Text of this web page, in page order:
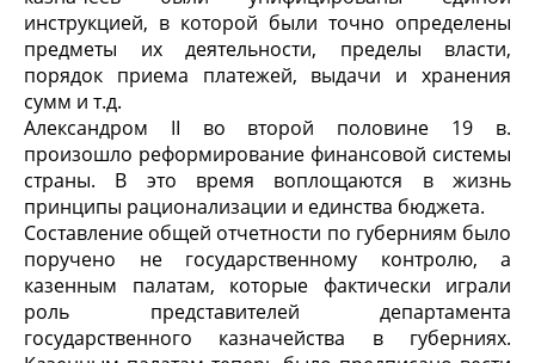
инструкцией, в которой были точно определены
предметы их деятельности, пределы власти,
порядок приема платежей, выдачи и хранения
сумм и т.д.
Александром II во второй половине 19 в.
произошло реформирование финансовой системы
страны. В это время воплощаются в жизнь
принципы рационализации и единства бюджета.
Составление общей отчетности по губерниям было
поручено не государственному контролю, а
казенным палатам, которые фактически играли
роль представителей департамента
государственного казначейства в губерниях.